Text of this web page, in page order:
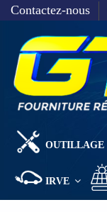
Contactez-nous
OUTILLAGE
IRVE